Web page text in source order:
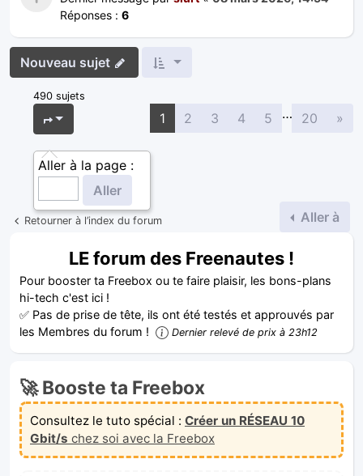
Réponses : 6
Nouveau sujet
490 sujets
Page
Aller à la page :
1 2 3 4 5 … 20 »
Retourner à l’index du forum Aller à
LE forum des Freenautes !
Pour booster ta Freebox ou te faire plaisir, les bons-plans
hi-tech c'est ici !
✅ Pas de prise de tête, ils ont été testés et approuvés par
les Membres du forum !
Dernier relevé de prix à 23h12
🚀 Booste ta Freebox
Consultez le tuto spécial : Créer un RÉSEAU 10
Gbit/s chez soi avec la Freebox